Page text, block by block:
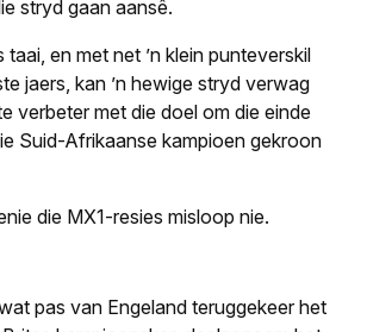
stryd gaan aansê.
taai, en met net ’n klein punteverskil
jaers, kan ’n hewige stryd verwag
verbeter met die doel om die einde
Suid-Afrikaanse kampioen gekroon
die MX1-resies misloop nie.
pas van Engeland teruggekeer het